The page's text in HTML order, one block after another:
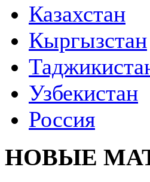
Казахстан
Кыргызстан
Узбекистан
Россия
НОВЫЕ